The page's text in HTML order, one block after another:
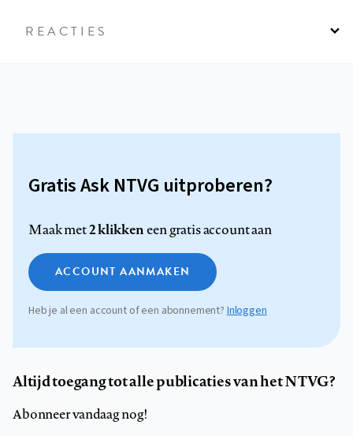
REACTIES
Gratis Ask NTVG uitproberen?
Maak met2 klikkeneen gratis account aan
ACCOUNT AANMAKEN
Heb je al een account of een abonnement?Inloggen
Altijd toegang tot alle publicaties van het NTVG?
Abonneer vandaag nog!